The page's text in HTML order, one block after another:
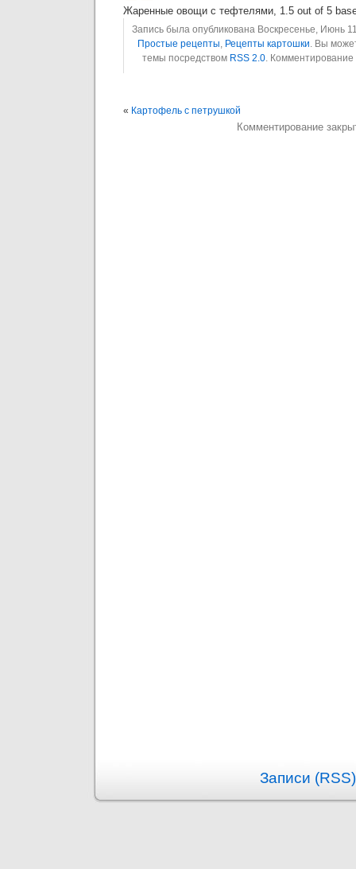
Жаренные овощи с тефтелями, 1.5 out of 5
Запись была опубликована Воскресенье, Июнь
Простые рецепты, Рецепты картошки. Вы
темы посредством RSS 2.0.
« Картофель с петрушкой
Комментирование
Записи (RSS)